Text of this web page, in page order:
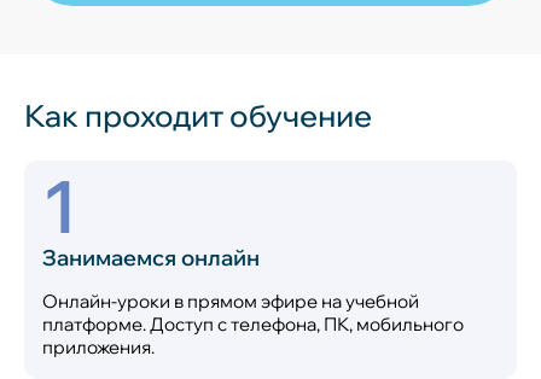
Как проходит обучение
1
Занимаемся онлайн
Онлайн-уроки в прямом эфире на учебной
платформе. Доступ с телефона, ПК, мобильного
приложения.